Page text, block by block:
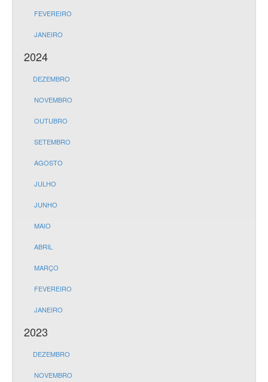
FEVEREIRO
JANEIRO
2024
DEZEMBRO
NOVEMBRO
OUTUBRO
SETEMBRO
AGOSTO
JULHO
JUNHO
MAIO
ABRIL
MARÇO
FEVEREIRO
JANEIRO
2023
DEZEMBRO
NOVEMBRO